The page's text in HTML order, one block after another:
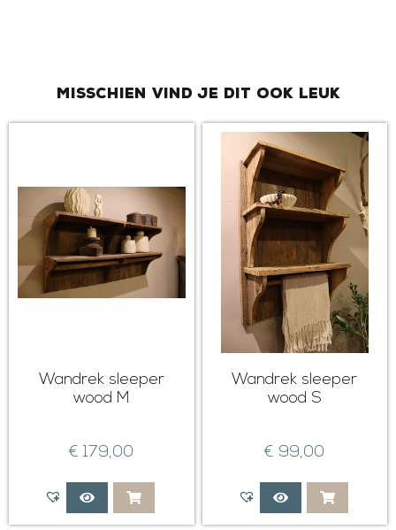
Misschien vind je dit ook leuk
Wandrek sleeper
wood M
€ 179,00
Wandrek sleeper
wood S
€ 99,00